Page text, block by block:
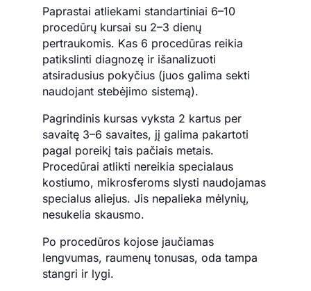
Paprastai atliekami standartiniai 6–10
procedūrų kursai su 2–3 dienų
pertraukomis. Kas 6 procedūras reikia
patikslinti diagnozę ir išanalizuoti
atsiradusius pokyčius (juos galima sekti
naudojant stebėjimo sistemą).
Pagrindinis kursas vyksta 2 kartus per
savaitę 3–6 savaites, jį galima pakartoti
pagal poreikį tais pačiais metais.
Procedūrai atlikti nereikia specialaus
kostiumo, mikrosferoms slysti naudojamas
specialus aliejus. Jis nepalieka mėlynių,
nesukelia skausmo.
Po procedūros kojose jaučiamas
lengvumas, raumenų tonusas, oda tampa
stangri ir lygi.